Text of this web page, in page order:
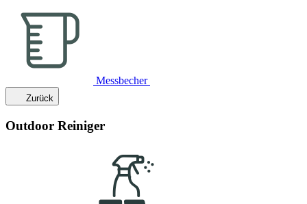
Messbecher
Zurück
Outdoor Reiniger